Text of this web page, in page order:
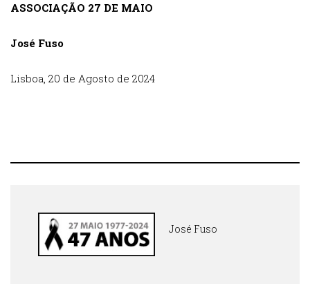
ASSOCIAÇÃO 27 DE MAIO
José Fuso
Lisboa, 20 de Agosto de 2024
José Fuso